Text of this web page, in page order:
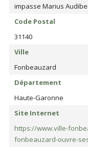
impasse Marius
Code Postal
31140
Ville
Fonbeauzard
Département
Haute-Garonne
Site Internet
https://www.ville-
fonbeauzard-ouvre-